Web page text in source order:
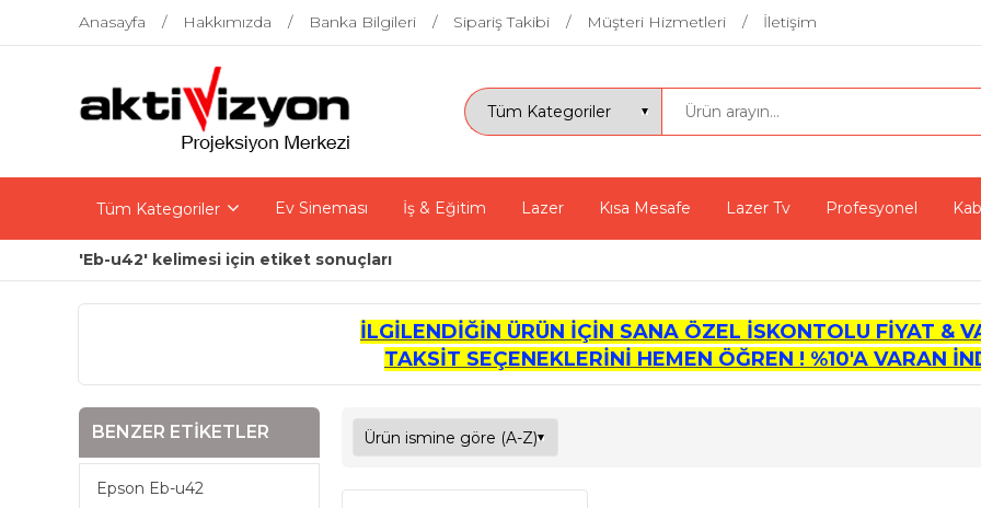
Anasayfa Hakkımızda Banka Bilgileri Sipariş Takibi Müşteri Hizmetleri İletişim
Tüm Kategoriler Ev Sineması İş & Eğitim Lazer Kısa Mesafe Lazer Tv Profesyonel
'Eb-u42' kelimesi için etiket sonuçları
İLGİLENDİĞİN ÜRÜN İÇİN SANA ÖZEL İSKONTOLU FİYAT &
TAKSİT SEÇENEKLERİNİ HEMEN ÖĞREN ! %10'A VARAN
BENZER ETIKETLER
Epson Eb-u42